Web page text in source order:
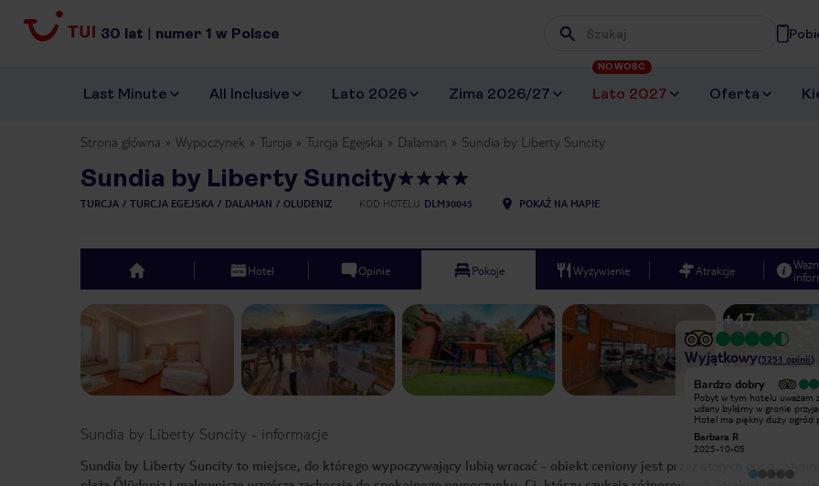
30 lat | numer 1 w Polsce Wpisz frazę, której szukasz
Last Minute All Inclusive Lato 2026 Zima 2026/27 Lato 2027
NOWOŚĆ
Oferta
Strona główna Wypoczynek Turcja Turcja Egejska Dalaman Sundia by Liberty Suncity
Sundia by Liberty Suncity
TURCJA TURCJA EGEJSKA DALAMAN OLUDENIZ KOD HOTELU DLM30045 POKAŻ NA MAPIE
top Hotel Opinie Pokoje Wyżywienie Atrakcje
Previous slide +47
Wyjątkowy(5251 opinii)
Bardzo dobry
To był krótki, tygodniowy pobyt w
tropikalny ogród z basenami,
jedzenie epickie (jak to w Turcji..),
Bardzo dobry
Pobyt w tym hotelu uważam
udany byliśmy w gronie
Hotel ma piękny duży ogród
jadalnia powinna być większa.
Codziennie animacje
ogromna troska personelu o
Barbara R
2025-10-05
Sundia by Liberty Suncity - informacje
Sundia by Liberty Suncity to miejsce, do którego wypoczywający lubią wracać - obiekt ceniony jest przez stałych gości. Słynna